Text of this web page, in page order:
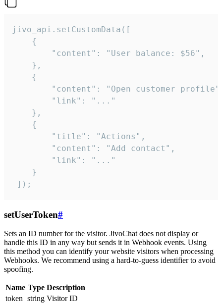
jivo_api.setCustomData([
    {
        "content": "User balance: $56",
    },
    {
"content": "Open customer
        "link": "..."
    },
    {
        "title": "Actions",
        "content": "Add contact",
        "link": "..."
    }
]);
setUserToken#
Sets an ID number for the visitor. JivoChat does not display or
handle this ID in any way but sends it in Webhook events. Using
this method you can identify your website visitors when processing
Webhooks. We recommend using a hard-to-guess identifier to avoid
spoofing.
Name Type Description
token string Visitor ID